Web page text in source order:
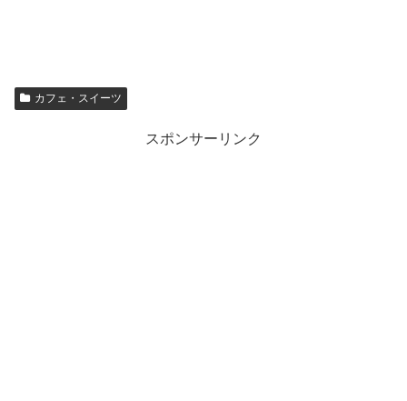
カフェ・スイーツ
スポンサーリンク